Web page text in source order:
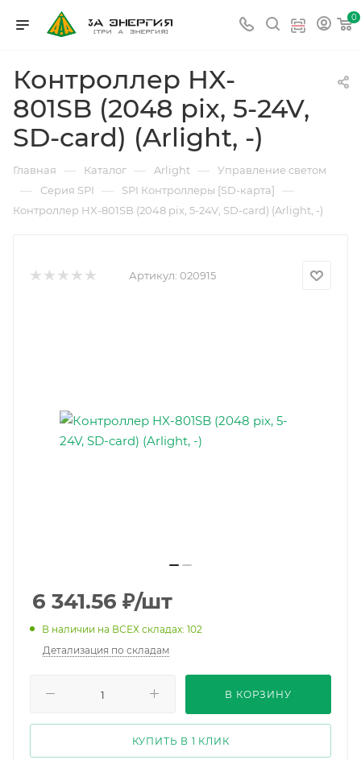
0
Контроллер HX-
801SB (2048 pix, 5-24V,
SD-card) (Arlight, -)
Главная — Каталог — Arlight — Управление светом
— Серия SPI — SPI Контроллеры [SD-карта] —
Контроллер HX-801SB (2048 pix, 5-24V, SD-card) (Arlight, -)
Артикул: 020915
6 341.56 ₽/шт
В наличии на ВСЕХ складах: 102
Детализация по складам
В КОРЗИНУ
КУПИТЬ В 1 КЛИК